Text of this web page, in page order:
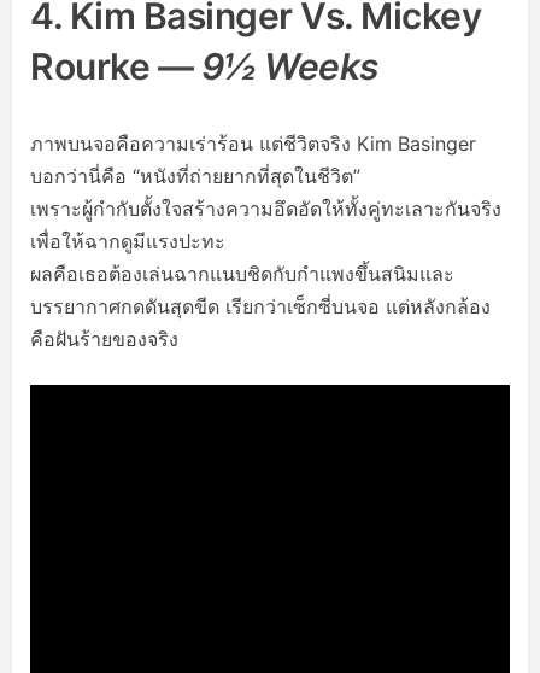
4. Kim Basinger Vs. Mickey
Rourke —9½ Weeks
ภาพบนจอคือความเร่าร้อน แต่ชีวิตจริง Kim Basinger
บอกว่านี่คือ “หนังที่ถ่ายยากที่สุดในชีวิต”
เพราะผู้กำกับตั้งใจสร้างความอึดอัดให้ทั้งคู่ทะเลาะกันจริง
เพื่อให้ฉากดูมีแรงปะทะ
ผลคือเธอต้องเล่นฉากแนบชิดกับกำแพงขึ้นสนิมและ
บรรยากาศกดดันสุดขีด เรียกว่าเซ็กซี่บนจอ แต่หลังกล้อง
คือฝันร้ายของจริง